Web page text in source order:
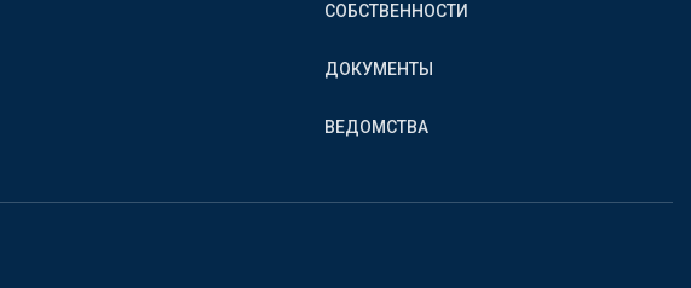
СОБСТВЕННОСТИ
ДОКУМЕНТЫ
ВЕДОМСТВА